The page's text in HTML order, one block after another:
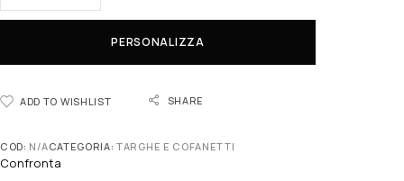
PERSONALIZZA
ADD TO WISHLIST SHARE
COD: N/ACATEGORIA:TARGHE E COFANETTI
Confronta